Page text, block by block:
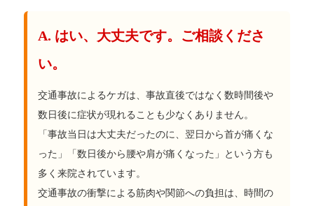
A. はい、大丈夫です。ご相談くださ
い。
交通事故によるケガは、事故直後ではなく数時間後や
数日後に症状が現れることも少なくありません。
「事故当日は大丈夫だったのに、翌日から首が痛くな
った」「数日後から腰や肩が痛くなった」という方も
多く来院されています。
交通事故の衝撃による筋肉や関節への負担は、時間の